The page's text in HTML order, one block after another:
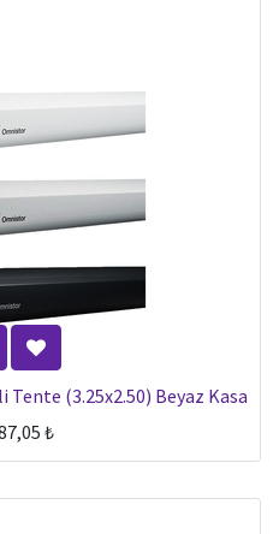
(3.25x2.50) Beyaz Kasa
₺